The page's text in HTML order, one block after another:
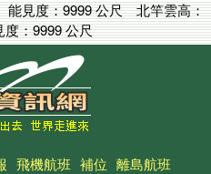
見度：9999 公尺北竿雲高：
：9999 公尺
飛機航班 補位 離島航班